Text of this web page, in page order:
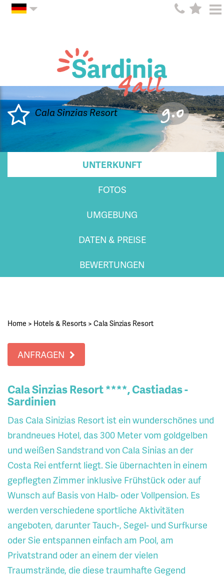
Cala Sinzias Resort 9.0
UNTERKUNFT
FOTOS
UMGEBUNG
DATEN & PREISE
BEWERTUNGEN
Home > Hotels & Resorts > Cala Sinzias Resort
ANFRAGEN
Cala Sinzias Resort ****, Castiadas -
Sardinien
Das Cala Sinizias Resort ist ein wunderschönes und
brandneues Hotel, das 300 Meter vom goldgelben
und weißen Sandstrand von Cala Sinias an der
Costa Rei entfernt liegt. Sie übernachten in einem
gepflegten Zimmer inklusive Frühstück oder auf
Wunsch auf Basis von Halb- oder Vollpension. Es
werden verschiedene sportliche Aktivitäten
angeboten, darunter Tauch-, Segel- und Surfkurse
oder Sie entspannen einfach am Pool, am
Privatstrand oder an einem der vielen
Traumstrände, die diese traumhafte Gegend